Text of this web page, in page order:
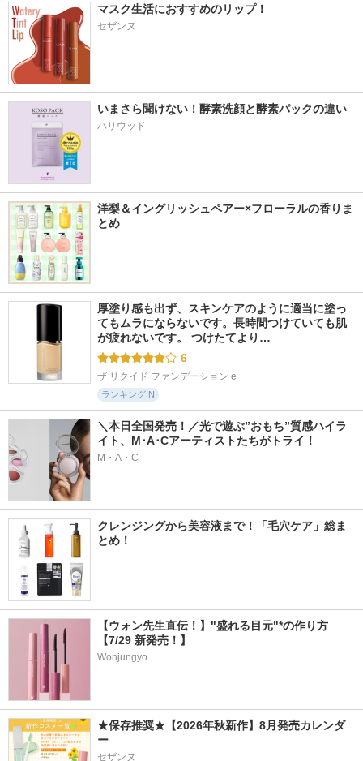
マスク生活におすすめのリップ！
セザンヌ
いまさら聞けない！酵素洗顔と酵素パックの違い
ハリウッド
洋梨＆イングリッシュペアー×フローラルの香りま
とめ
厚塗り感も出ず、スキンケアのように適当に塗っ
てもムラにならないです。長時間つけていても肌
が疲れないです。 つけたてより…
6
ザ リクイド ファンデーション e
ランキングIN
＼本日全国発売！／光で遊ぶ”おもち”質感ハイラ
イト、M･A･Cアーティストたちがトライ！
M・A・C
クレンジングから美容液まで！「毛穴ケア」総ま
とめ！
【ウォン先生直伝！】"盛れる目元"*の作り方
【7/29 新発売！】
Wonjungyo
★保存推奨★【2026年秋新作】8月発売カレンダ
ー
セザンヌ